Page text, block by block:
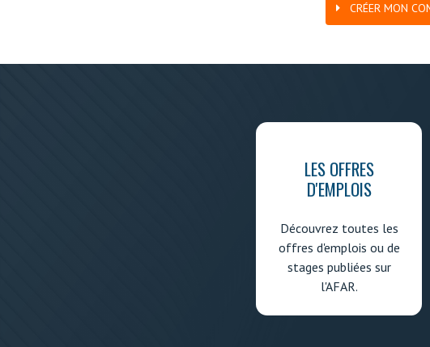
CRÉER MON
LES OFFRES
D'EMPLOIS
Découvrez toutes les
offres d'emplois ou de
stages publiées sur
l'AFAR.